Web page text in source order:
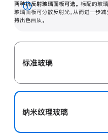
两种抗反射玻璃面板可选。 标配的玻
玻璃面板可分散反射光，从而进一步
持出色画质。
展
开
标准玻璃
纳米纹理玻璃